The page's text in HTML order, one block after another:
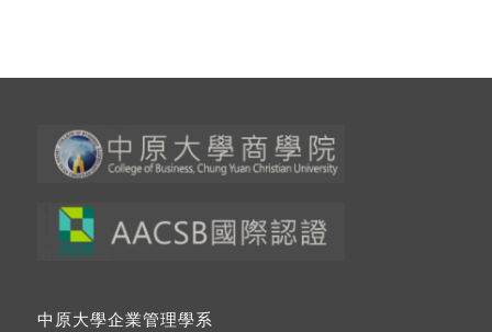
中原大學企業管理學系